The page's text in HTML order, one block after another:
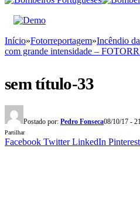
Início»Fotorreportagem»Incêndio
com grande intensidade –
sem título-33
Postado por: Pedro Fonseca08/10/17 -
Partilhar
Facebook Twitter LinkedIn Pinterest